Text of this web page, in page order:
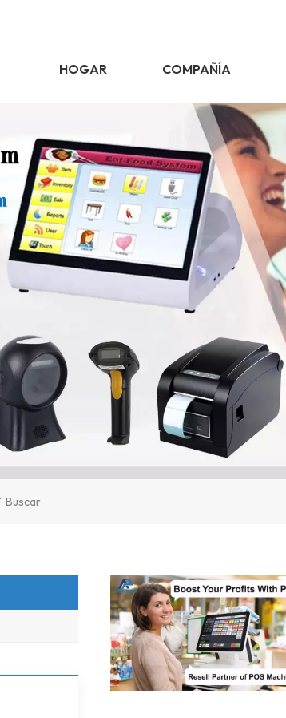
HOGAR COMPAÑÍA
Buscar